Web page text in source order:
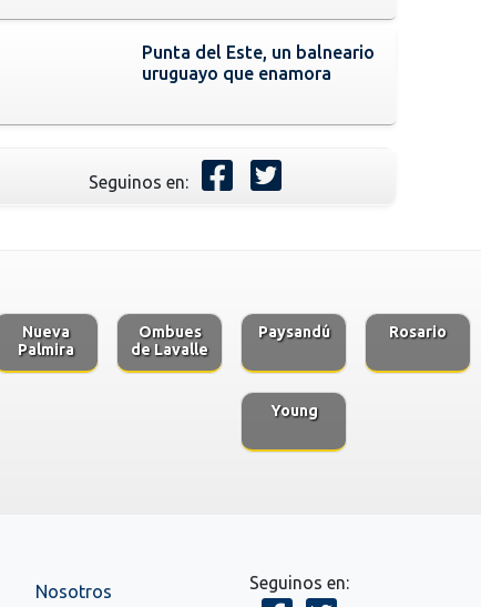
Punta del Este, un balneario
uruguayo que enamora
Seguinos en:
Nueva
Palmira
Ombues
de Lavalle
Paysandú Rosario
Young
Nosotros Seguinos en: